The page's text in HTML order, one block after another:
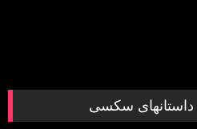
داستانهای سکسی